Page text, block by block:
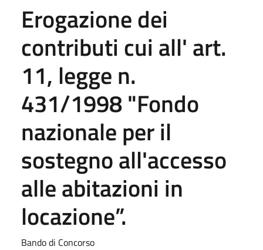
Erogazione dei
contributi cui all' art.
11, legge n.
431/1998 "Fondo
nazionale per il
sostegno all'accesso
alle abitazioni in
locazione”.
Bando di Concorso